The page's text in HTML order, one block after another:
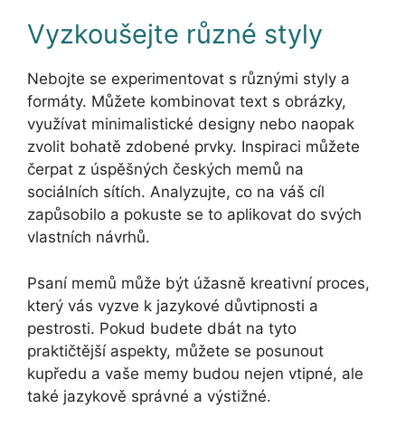
Vyzkoušejte různé styly
Nebojte se experimentovat s různými styly a
formáty. Můžete kombinovat text s obrázky,
využívat minimalistické designy nebo naopak
zvolit bohatě zdobené prvky. Inspiraci můžete
čerpat z úspěšných českých memů na
sociálních sítích. Analyzujte, co na váš cíl
zapůsobilo a pokuste se to aplikovat do svých
vlastních návrhů.
Psaní memů může být úžasně kreativní proces,
který vás vyzve k jazykové důvtipnosti a
pestrosti. Pokud budete dbát na tyto
praktičtější aspekty, můžete se posunout
kupředu a vaše memy budou nejen vtipné, ale
také jazykově správné a výstižné.